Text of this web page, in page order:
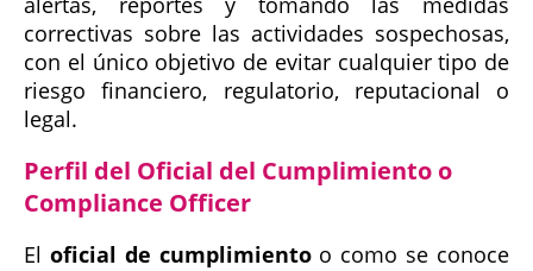
correctivas sobre las actividades sospechosas,
con el único objetivo de evitar cualquier tipo de
riesgo financiero, regulatorio, reputacional o
legal.
Perfil del Oficial del Cumplimiento o
Compliance Officer
El oficial de cumplimientoo como se conoce